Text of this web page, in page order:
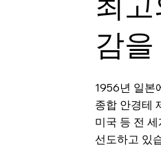
감
1956년 일본
종합 안경테
미국 등 전
선도하고 있